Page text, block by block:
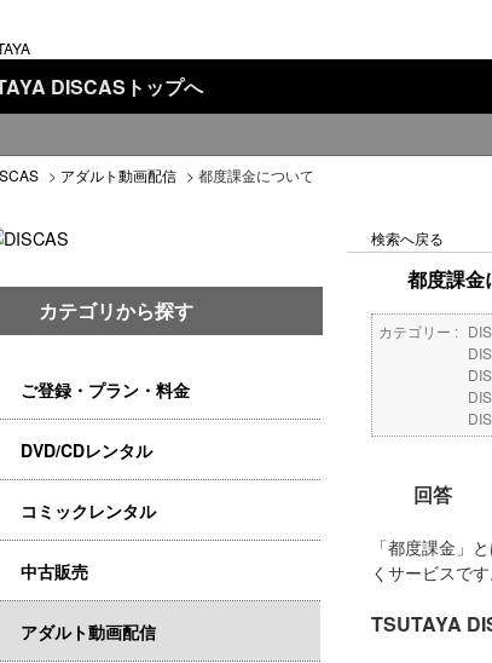
DISCASトップへ
> アダルト動画配信 > 都度課金について
カテゴリから探す
ご登録・プラン・料金
DVD/CDレンタル
コミックレンタル
中古販売
アダルト動画配信
検索へ戻る
都度課金
カテゴリー :
回答
「都度課金」
くサービスで
TSUTAYA